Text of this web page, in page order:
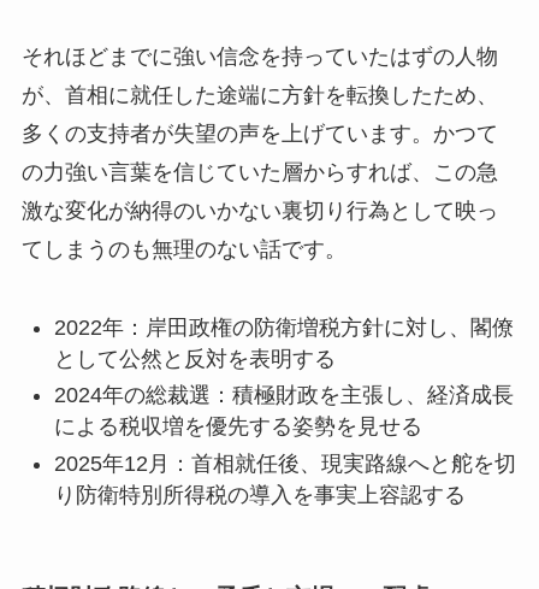
それほどまでに強い信念を持っていたはずの人物
が、首相に就任した途端に方針を転換したため、
多くの支持者が失望の声を上げています。かつて
の力強い言葉を信じていた層からすれば、この急
激な変化が納得のいかない裏切り行為として映っ
てしまうのも無理のない話です。
2022年：岸田政権の防衛増税方針に対し、閣僚
として公然と反対を表明する
2024年の総裁選：積極財政を主張し、経済成長
による税収増を優先する姿勢を見せる
2025年12月：首相就任後、現実路線へと舵を切
り防衛特別所得税の導入を事実上容認する